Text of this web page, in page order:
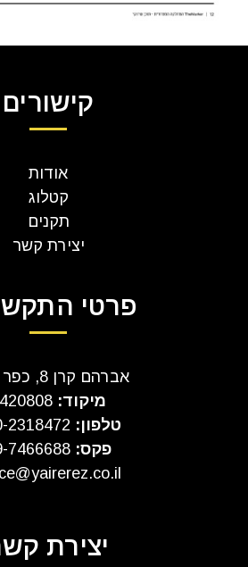
קישורים
אודות
קטלוג
תקנים
יצירת קשר
פרטי
אברהם קרן 8, כפר סבא
מיקוד:
טלפון:
פקס: 7466688
יצירת